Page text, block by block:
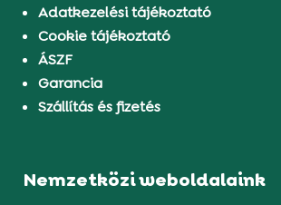
Adatkezelési tájékoztató
Cookie tájékoztató
ÁSZF
Garancia
Szállítás és fizetés
Nemzetközi weboldalaink